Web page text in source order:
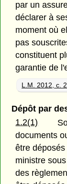
par un
déclarer à
moment où
pas
constituent
garantie de
L.M. 2012, c.
Dépôt par
1.2(1)
documents
être
ministre
des